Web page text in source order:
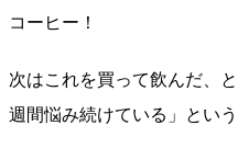
コーヒー！
次はこれを買って飲んだ、
週間悩み続けている」とい